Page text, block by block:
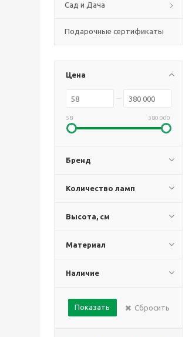
Сад и Дача
Подарочные сертификаты
Цена
58 380 000
Бренд
Количество ламп
Высота, см
Материал
Наличие
Показать Сбросить